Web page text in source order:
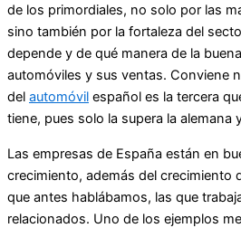
de los primordiales, no solo por las
sino también por la fortaleza del
depende y de qué manera de la
automóviles y sus ventas. Conviene
del automóvil español es la tercera
tiene, pues solo la supera la alemana
Las empresas de España están en
crecimiento, además del crecimiento
que antes hablábamos, las que
relacionados. Uno de los ejemplos